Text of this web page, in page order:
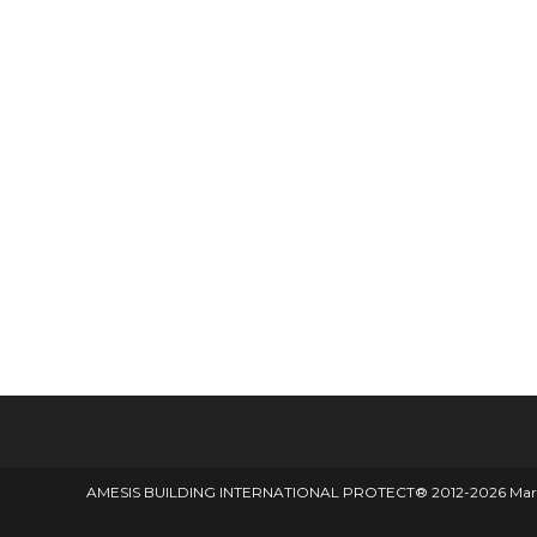
AMESIS BUILDING INTERNATIONAL PROTECT® 2012-2026